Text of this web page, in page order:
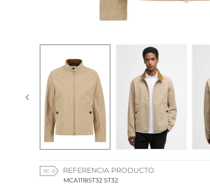
REFERENCIA PRODUCTO
MCA1118ST32 ST32
CONFIGURACIÓN